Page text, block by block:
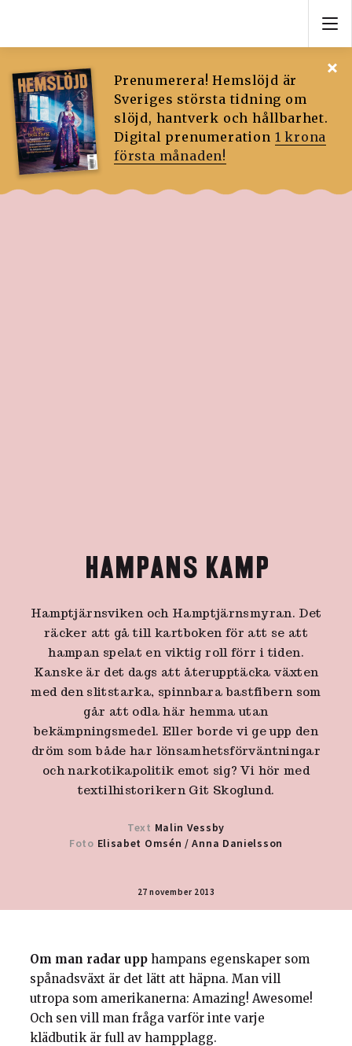
Prenumerera! Hemslöjd är
Sveriges största tidning om
slöjd, hantverk och hållbarhet.
Digital prenumeration 1 krona
första månaden!
HAMPANS KAMP
Hamptjärnsviken och Hamptjärnsmyran. Det
räcker att gå till kartboken för att se att
hampan spelat en viktig roll förr i tiden.
Kanske är det dags att återupptäcka växten
med den slitstarka, spinnbara bastfibern som
går att odla här hemma utan
bekämpningsmedel. Eller borde vi ge upp den
dröm som både har lönsamhetsförväntningar
och narkotikapolitik emot sig? Vi hör med
textilhistorikern Git Skoglund.
Text Malin Vessby
Foto Elisabet Omsén/Anna Danielsson
27 november 2013
Om man radar upp hampans egenskaper som
spånadsväxt är det lätt att häpna. Man vill
utropa som amerikanerna: Amazing! Awesome!
Och sen vill man fråga varför inte varje
klädbutik är full av hampplagg.